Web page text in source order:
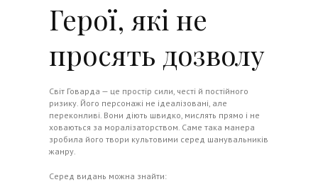
Герої, які не
просять дозволу
Світ Говарда — це простір сили, честі й постійного
ризику. Його персонажі не ідеалізовані, але
переконливі. Вони діють швидко, мислять прямо і не
ховаються за моралізаторством. Саме така манера
зробила його твори культовими серед шанувальників
жанру.
Серед видань можна знайти: